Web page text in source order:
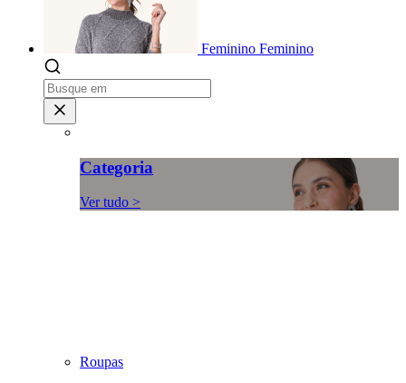
Feminino Feminino
Categoria
Ver tudo >
Roupas